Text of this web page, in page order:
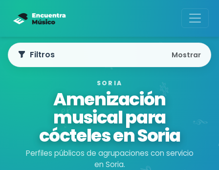
SORIA
Amenización
musical para
cócteles en Soria
Perfiles públicos de agrupaciones con servicio
en Soria.
Filtros Mostrar